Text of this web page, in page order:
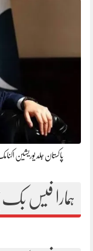
پاکستان جلد یوریشین
ہمارا فیس بک